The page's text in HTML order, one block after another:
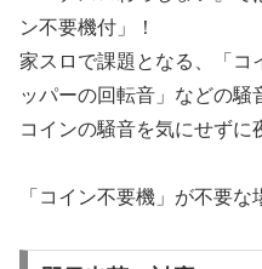
ン不要機付」！
家スロで課題となる、「コ
ッパーの回転音」などの騒
コインの騒音を気にせずに
「コイン不要機」が不要な